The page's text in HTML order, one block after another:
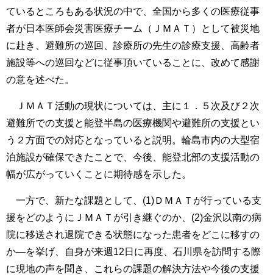
ているところもある状況の中で、全国から多くの医療従事
者が日本医師会災害医療チーム（ＪＭＡＴ）として被災地
に赴き、避難所の巡回、診療所の先生の診療支援、高齢者
施設等への巡回などに従事頂いていることに、改めて感謝
の意を述べた。
ＪＭＡＴ活動の現状については、主に１．５次及び２次
避難所での支援と能登半島の医療機関や避難所の支援とい
う２方面での対応となっていると説明。輪島市内の大型宿
泊施設が確保できたことで、今後、能登北部の支援活動の
幅が広がっていくことに期待感を示した。
一方で、新たな課題として、(1)ＤＭＡＴが行っている支
援をどのようにＪＭＡＴが引き継ぐのか、(2)金沢以南の病
院に移送され退院できる状態になった患者をどこに移すの
か―を挙げ、自身が来週12日に再度、石川県を訪問する際
に現地の声を聞き、これらの課題の解決方法や今後の支援